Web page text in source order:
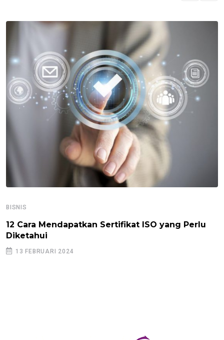
BISNIS
12 Cara Mendapatkan Sertifikat ISO yang Perlu
Diketahui
13 FEBRUARI 2024